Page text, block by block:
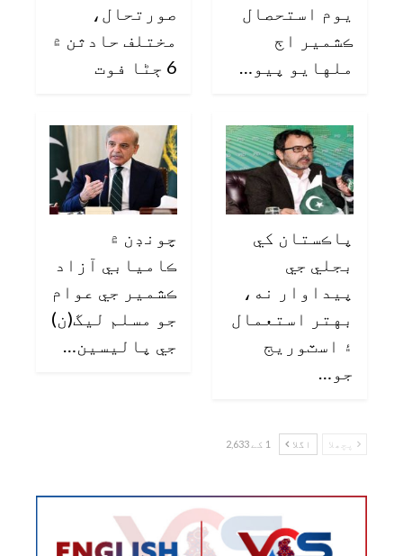
يوم استحصال
ڪشمير اڄ
ملهايو پيو…
صورتحال،
مختلف حادثن ۾
6 ڄڻا فوت
پاڪستان کي
بجلي جي
پيداوار نه،
بهتر استعمال
۽ اسٽوريج
جو…
چونڊن ۾
ڪاميابي آزاد
ڪشمير جي عوام
جو مسلم ليگ(ن)
جي پاليسين…
پچھلا اگلا 1 کے 2,633